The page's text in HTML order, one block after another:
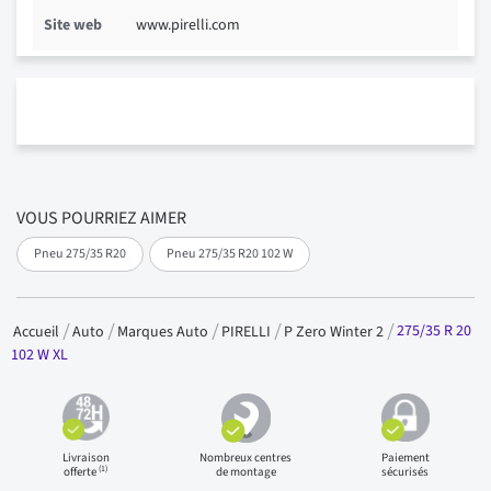
VOUS POURRIEZ AIMER
Pneu 275/35 R20 Pneu 275/35 R20 102 W
Site web www.pirelli.com
Accueil Auto Marques Auto PIRELLI P Zero Winter 2 275/35 R 20
102 W XL
Livraison
offerte(1)
Nombreux centres
de montage
Paiement
sécurisés